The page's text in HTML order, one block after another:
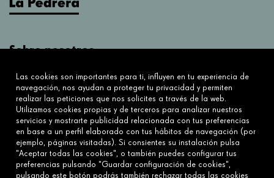
Sobre nosotros
Sobre nosotros
Conecta
Contáctanos
Preguntas frecuentes
Las cookies son importantes para ti, influyen en tu experiencia de
navegación, nos ayudan a proteger tu privacidad y permiten
realizar las peticiones que nos solicites a través de la web.
Utilizamos cookies propias y de terceros para analizar nuestros
servicios y mostrarte publicidad relacionada con tus preferencias
en base a un perfil elaborado con tus hábitos de navegación (por
ejemplo, páginas visitadas). Si consientes su instalación pulsa
"Aceptar todas las cookies", o también puedes configurar tus
preferencias pulsando "Guardar configuración de cookies",
pulsando este botón podrás también rechazar todas las cookies